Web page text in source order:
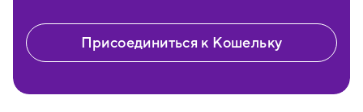
Присоединиться к Кошельку